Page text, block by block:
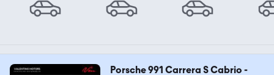
Porsche 991 Carrera S Cabrio -